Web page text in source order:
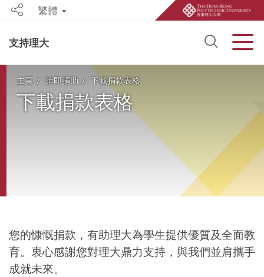
支持理大 Open
Share繁體
Start main content
主頁 請即捐助 下載捐款表格
下載捐款表格
您的慷慨捐款，有助理大為學生提供優質及全面教
育。衷心感謝您對理大鼎力支持，與我們並肩攜手
成就未來。